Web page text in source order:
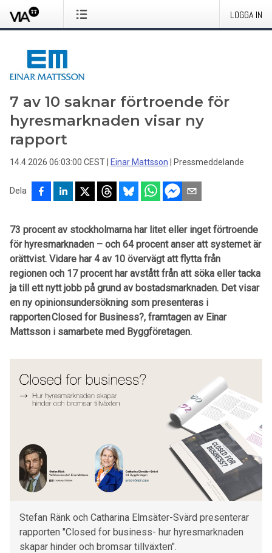
LOGGA IN
7 av 10 saknar förtroende för
hyresmarknaden visar ny
rapport
14.4.2026 06:03:00 CEST Einar Mattsson Pressmeddelande
Dela
73 procent av stockholmarna har litet eller inget förtroende
för hyresmarknaden – och 64 procent anser att systemet är
orättvist. Vidare har 4 av 10 övervägt att flytta från
regionen och 17 procent har avstått från att söka eller tacka
ja till ett nytt jobb på grund av bostadsmarknaden. Det visar
en ny opinionsundersökning som presenteras i
rapporten Closed for Business?, framtagen av Einar
Mattsson i samarbete med Byggföretagen.
Stefan Ränk och Catharina Elmsäter-Svärd presenterar
rapporten "Closed for business- hur hyresmarknaden
skapar hinder och bromsar tillväxten".